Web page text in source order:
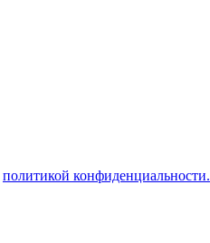
политикой конфиденциальности.